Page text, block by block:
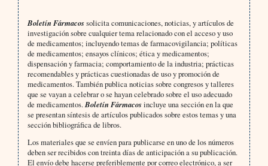
Boletín Fármacossolicita comunicaciones, noticias, y artículos de
investigación sobre cualquier tema relacionado con el acceso y uso
de medicamentos; incluyendo temas de farmacovigilancia; políticas
de medicamentos; ensayos clínicos; ética y medicamentos;
dispensación y farmacia; comportamiento de la industria; prácticas
recomendables y prácticas cuestionadas de uso y promoción de
medicamentos. También publica noticias sobre congresos y talleres
que se vayan a celebrar o se hayan celebrado sobre el uso adecuado
de medicamentos.Boletín Fármacosincluye una sección en la que
se presentan síntesis de artículos publicados sobre estos temas y una
sección bibliográfica de libros.
Los materiales que se envíen para publicarse en uno de los números
deben ser recibidos con treinta días de anticipación a su publicación.
El envío debe hacerse preferiblemente por correo electrónico, a ser